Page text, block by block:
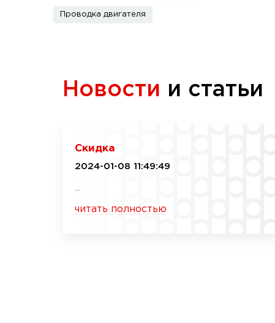
Проводка двигателя
Новости и статьи
Скидка
2024-01-08 11:49:49
читать полностью